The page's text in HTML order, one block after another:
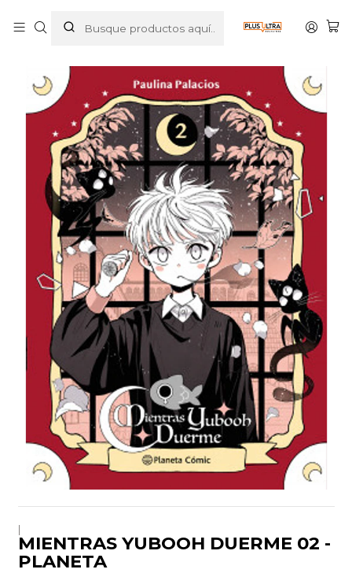
MIENTRAS YUBOOH DUERME 02 - PLANETA
|
MIENTRAS YUBOOH DUERME 02 -
PLANETA